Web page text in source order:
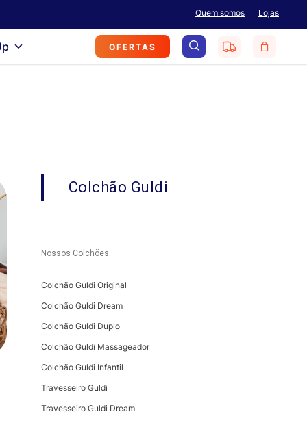
Lojas
Quem somos
OFERTAS search
Colchão Guldi
Nossos Colchões
Colchão Guldi Original
Colchão Guldi Dream
Colchão Guldi Duplo
Colchão Guldi Massageador
Colchão Guldi Infantil
Travesseiro Guldi
Travesseiro Guldi Dream
Menu